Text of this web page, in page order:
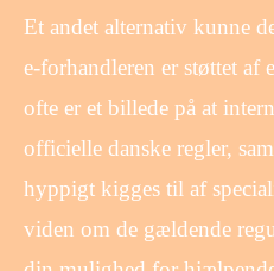
Et andet alternativ kunne
e-forhandleren er støttet af
ofte er et billede på at
officielle danske regler,
hyppigt kigges til af
viden om de gældende